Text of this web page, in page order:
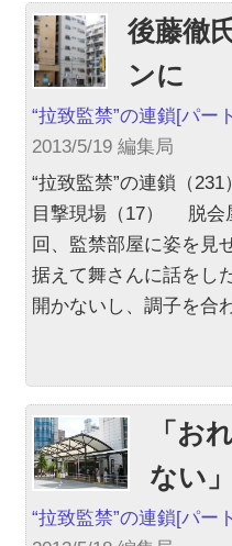
後藤徹
ンに
“拉致監禁”の連鎖[パー
2013/5/19 編集局
“拉致監禁”の連鎖（
目撃現場（17） 脱会
回、監禁部屋に姿を見
据えて舞さんに話をし
開かないし、調子を合
「お
ない
“拉致監禁”の連鎖[パー